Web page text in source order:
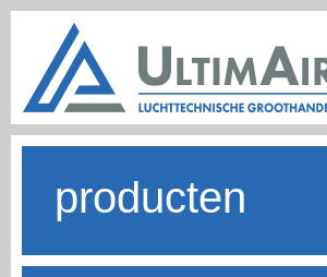
producten